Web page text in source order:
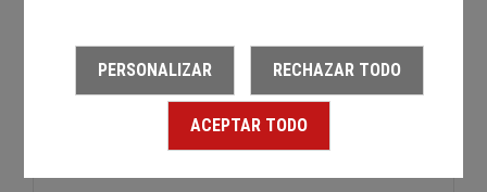
PERSONALIZAR RECHAZAR TODO
ACEPTAR TODO
Estación de llegada